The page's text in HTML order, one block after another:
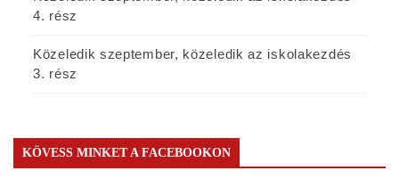
4. rész
Közeledik szeptember, közeledik az iskolakezdés
3. rész
KÖVESS MINKET A FACEBOOKON